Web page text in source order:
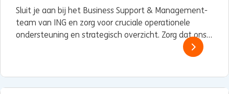
Sluit je aan bij het Business Support & Management-
team van ING en zorg voor cruciale operationele
ondersteuning en strategisch overzicht. Zorg dat ons